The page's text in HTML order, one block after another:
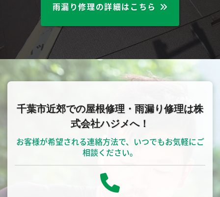
雨漏り修理の詳細はこちら
千葉市近郊での屋根修理・雨漏り修理は株
式会社ハジメへ！
お客様が希望される連絡方法で、いつでもお気軽にご
相談ください。